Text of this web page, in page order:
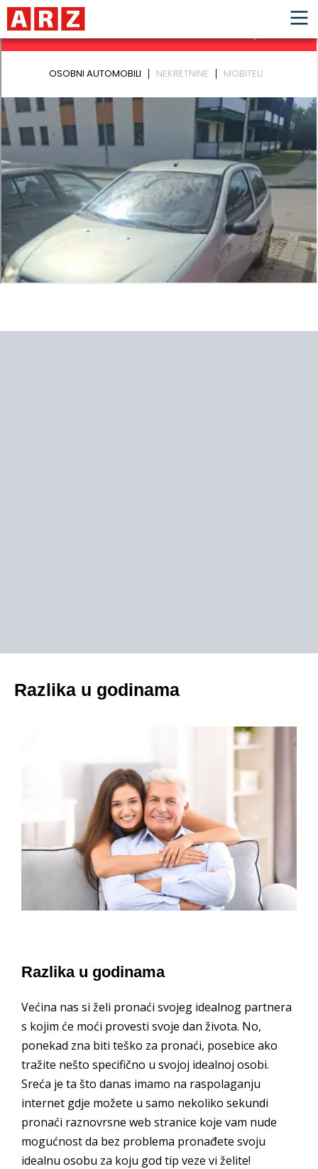
Razlika u godinama
Razlika u godinama
Većina nas si želi pronaći svojeg idealnog partnera
s kojim će moći provesti svoje dan života. No,
ponekad zna biti teško za pronaći, posebice ako
tražite nešto specifično u svojoj idealnoj osobi.
Sreća je ta što danas imamo na raspolaganju
internet gdje možete u samo nekoliko sekundi
pronaći raznovrsne web stranice koje vam nude
mogućnost da bez problema pronađete svoju
idealnu osobu za koju god tip veze vi želite!